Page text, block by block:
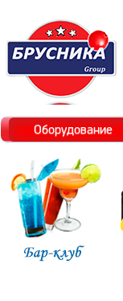
Оборудование